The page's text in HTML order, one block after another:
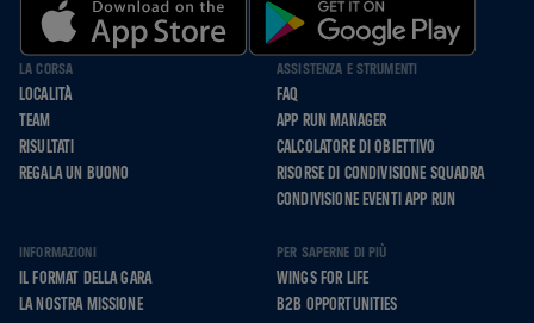
LA CORSA
LOCALITÀ
TEAM
RISULTATI
REGALA UN BUONO
ASSISTENZA E STRUMENTI
FAQ
APP RUN MANAGER
CALCOLATORE DI OBIETTIVO
RISORSE DI CONDIVISIONE SQUADRA
CONDIVISIONE EVENTI APP RUN
INFORMAZIONI
IL FORMAT DELLA GARA
LA NOSTRA MISSIONE
PER SAPERNE DI PIÙ
WINGS FOR LIFE
B2B OPPORTUNITIES